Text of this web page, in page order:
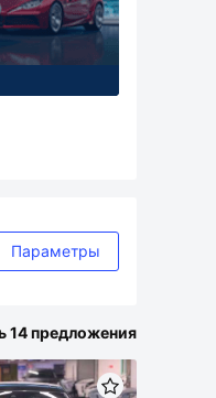
Параметры
14 предложения